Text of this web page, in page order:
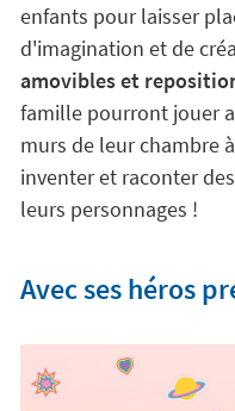
enfants pour laisser
d'imagination et de
amovibles et
famille pourront jouer
murs de leur chambre
inventer et raconter
leurs personnages !
Avec ses héros